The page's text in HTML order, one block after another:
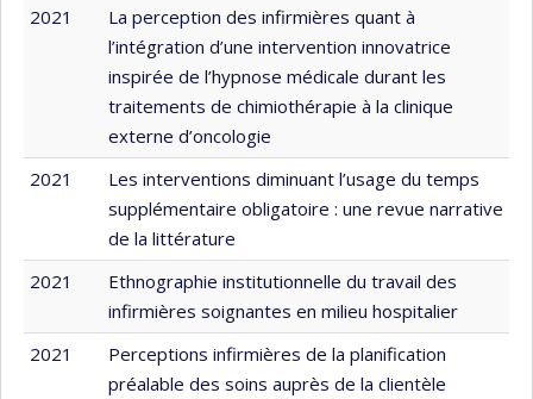
2021
La perception des infirmières quant à
l’intégration d’une intervention innovatrice
inspirée de l’hypnose médicale durant les
traitements de chimiothérapie à la clinique
externe d’oncologie
2021
Les interventions diminuant l’usage du temps
supplémentaire obligatoire : une revue narrative
de la littérature
2021
Ethnographie institutionnelle du travail des
infirmières soignantes en milieu hospitalier
2021
Perceptions infirmières de la planification
préalable des soins auprès de la clientèle